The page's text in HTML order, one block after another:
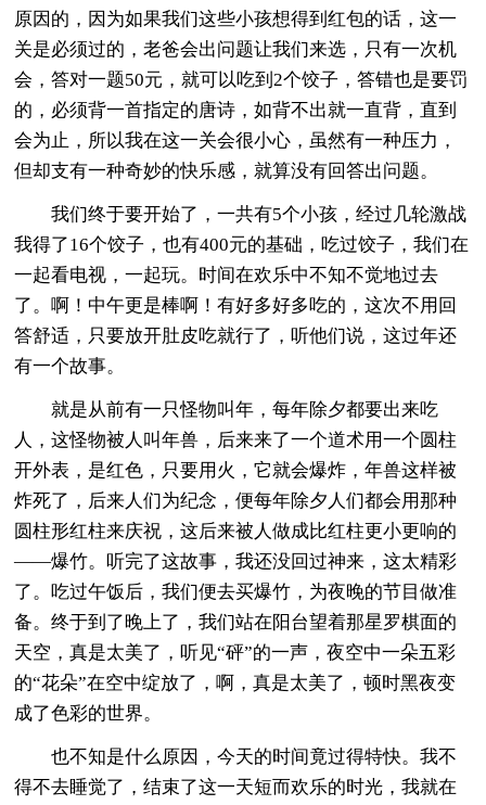
原因的，因为如果我们这些小孩想得到红包的话，这一
关是必须过的，老爸会出问题让我们来选，只有一次机
会，答对一题50元，就可以吃到2个饺子，答错也是要罚
的，必须背一首指定的唐诗，如背不出就一直背，直到
会为止，所以我在这一关会很小心，虽然有一种压力，
但却支有一种奇妙的快乐感，就算没有回答出问题。
我们终于要开始了，一共有5个小孩，经过几轮激战
我得了16个饺子，也有400元的基础，吃过饺子，我们在
一起看电视，一起玩。时间在欢乐中不知不觉地过去
了。啊！中午更是棒啊！有好多好多吃的，这次不用回
答舒适，只要放开肚皮吃就行了，听他们说，这过年还
有一个故事。
就是从前有一只怪物叫年，每年除夕都要出来吃
人，这怪物被人叫年兽，后来来了一个道术用一个圆柱
开外表，是红色，只要用火，它就会爆炸，年兽这样被
炸死了，后来人们为纪念，便每年除夕人们都会用那种
圆柱形红柱来庆祝，这后来被人做成比红柱更小更响的
——爆竹。听完了这故事，我还没回过神来，这太精彩
了。吃过午饭后，我们便去买爆竹，为夜晚的节目做准
备。终于到了晚上了，我们站在阳台望着那星罗棋面的
天空，真是太美了，听见“砰”的一声，夜空中一朵五彩
的“花朵”在空中绽放了，啊，真是太美了，顿时黑夜变
成了色彩的世界。
也不知是什么原因，今天的时间竟过得特快。我不
得不去睡觉了，结束了这一天短而欢乐的时光，我就在